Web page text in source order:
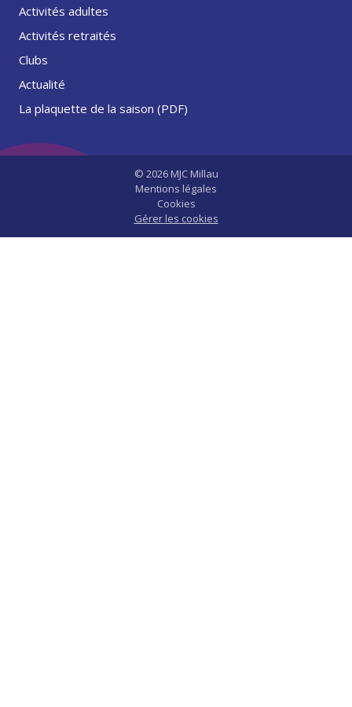
Activités adultes
Activités retraités
Clubs
Actualité
La plaquette de la saison (PDF)
© 2026 MJC Millau
Mentions légales
Cookies
Gérer les cookies